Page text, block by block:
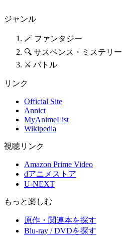
ジャンル
🪄 ファンタジー
🔍 サスペンス・ミステリー
⚔️ バトル
リンク
Official Site
Annict
MyAnimeList
Wikipedia
視聴リンク
Amazon Prime Video
dアニメストア
U-NEXT
もっと楽しむ
原作・関連本を探す
Blu-ray / DVDを探す